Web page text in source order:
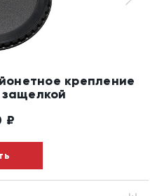
крепление
₽